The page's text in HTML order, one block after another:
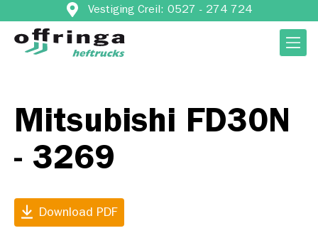
Vestiging Creil: 0527 - 274 724
Mitsubishi FD30N
- 3269
Download PDF